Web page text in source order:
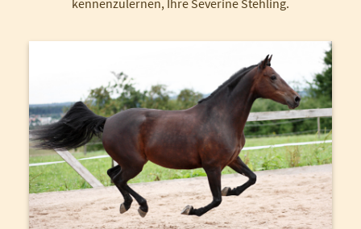
kennenzulernen, Ihre Severine Stehling.